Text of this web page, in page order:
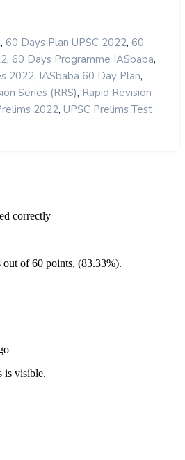
, 60 Days Plan UPSC 2022, 60
, 60 Days Programme IASbaba,
2022, IASbaba 60 Day Plan,
Series (RRS), Rapid Revision
2022, UPSC Prelims Test